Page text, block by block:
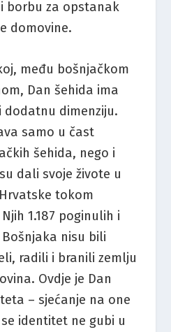
borbu za opstanak
domovine.
među bošnjačkom
Dan šehida ima
dodatnu dimenziju.
samo u čast
šehida, nego i
dali svoje živote u
tokom
1.187 poginulih i
nisu bili
radili i branili zemlju
Ovdje je Dan
– sjećanje na one
identitet ne gubi u